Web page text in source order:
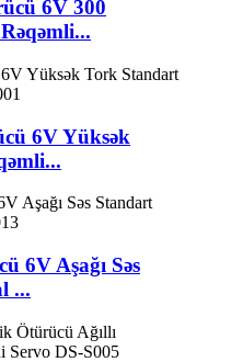
6V 300
6V Yüksək
6V Aşağı Səs
...